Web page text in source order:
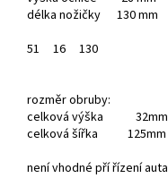
délka nožičky 130 mm
51
16 130
rozměr obruby:
celková výška 32mm
celková šířka 125mm
není vhodné pří řízení auta